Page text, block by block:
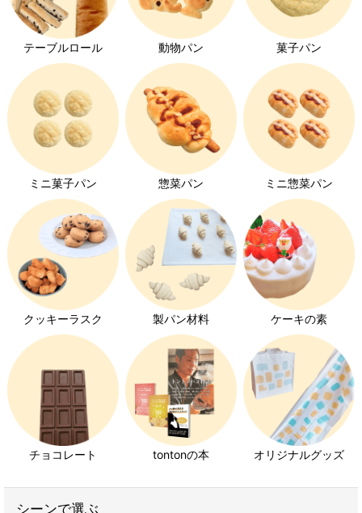
テーブルロール 動物パン 菓子パン
ミニ菓子パン 惣菜パン ミニ惣菜パン
クッキーラスク 製パン材料 ケーキの素
チョコレート tontonの本 オリジナルグッズ
シーンで選ぶ